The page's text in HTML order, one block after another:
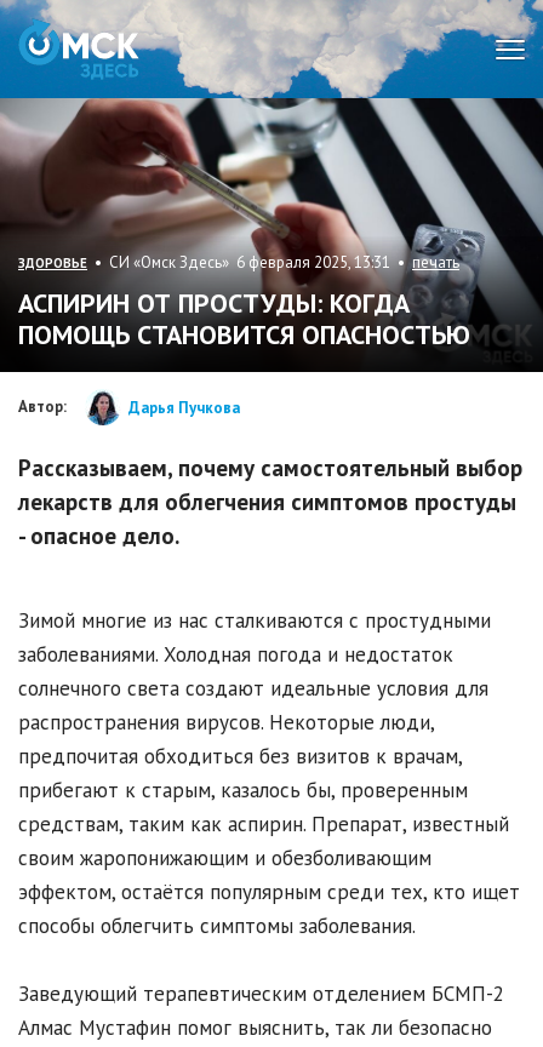
ЗДОРОВЬЕ • СИ «Омск Здесь» 6 февраля 2025, 13:31 • печать
АСПИРИН ОТ ПРОСТУДЫ: КОГДА
ПОМОЩЬ СТАНОВИТСЯ ОПАСНОСТЬЮ
Автор: Дарья Пучкова
Рассказываем, почему самостоятельный выбор
лекарств для облегчения симптомов простуды
- опасное дело.
Зимой многие из нас сталкиваются с простудными
заболеваниями. Холодная погода и недостаток
солнечного света создают идеальные условия для
распространения вирусов. Некоторые люди,
предпочитая обходиться без визитов к врачам,
прибегают к старым, казалось бы, проверенным
средствам, таким как аспирин. Препарат, известный
своим жаропонижающим и обезболивающим
эффектом, остаётся популярным среди тех, кто ищет
способы облегчить симптомы заболевания.
Заведующий терапевтическим отделением БСМП-2
Алмас Мустафин помог выяснить, так ли безопасно